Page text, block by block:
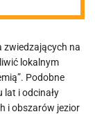
zwiedzających na
lokalnym
Podobne
lat i odcinały
i obszarów jezior